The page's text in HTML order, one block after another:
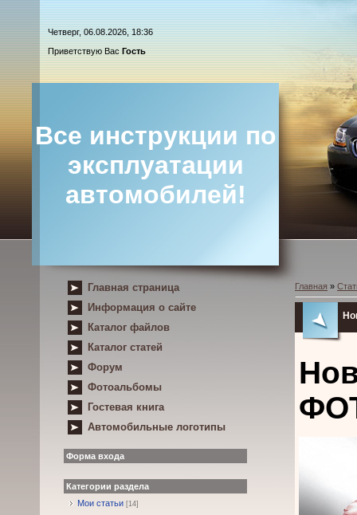
Четверг, 06.08.2026, 18:36
Приветствую Вас Гость
Все инструкции по
эксплуатации
автомобилей!
Главная страница
Информация о сайте
Каталог файлов
Каталог статей
Форум
Фотоальбомы
Гостевая книга
Автомобильные логотипы
Форма входа
Категории раздела
Мои статьи [14]
Главная »